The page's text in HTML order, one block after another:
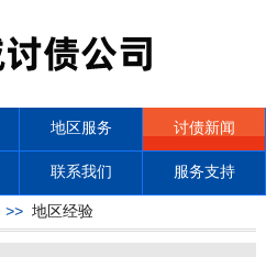
地区服务 讨债新闻
联系我们 服务支持
>> 地区经验